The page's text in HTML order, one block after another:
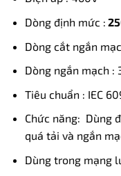
Dòng định mức :
Dòng cắt ngắn
Dòng ngắn mạch
Tiêu chuẩn : IEC
Chức năng: Dùng
quá tải và ngắn
Dùng trong mạng